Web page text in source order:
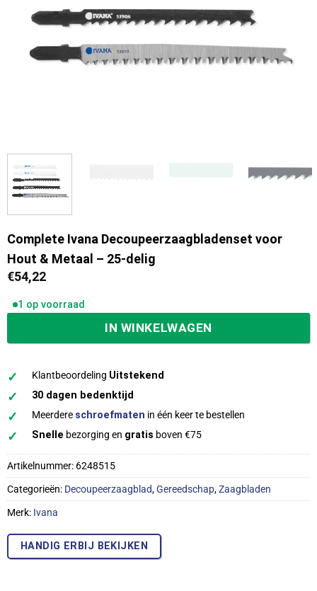
Complete Ivana Decoupeerzaagbladenset voor
Hout & Metaal – 25-delig
€54,22
1 op voorraad
IN WINKELWAGEN
✓ Klantbeoordeling Uitstekend
✓ 30 dagen bedenktijd
✓ Meerdere schroefmaten in één keer te bestellen
✓ Snelle bezorging en gratis boven €75
Artikelnummer: 6248515
Categorieën: Decoupeerzaagblad,Gereedschap,Zaagbladen
Merk: Ivana
HANDIG ERBIJ BEKIJKEN